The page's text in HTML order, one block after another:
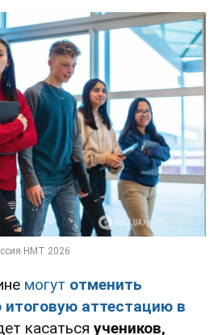
могут отменить
итоговую аттестацию в
касаться учеников,